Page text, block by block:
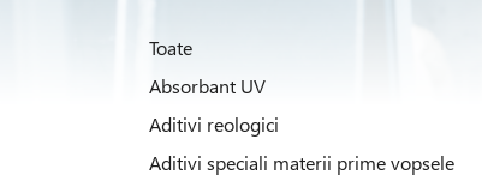
Toate
Absorbant UV
Aditivi reologici
Aditivi speciali materii prime vopsele